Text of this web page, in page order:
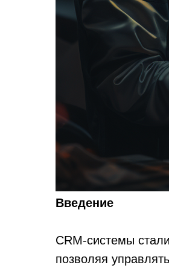
Введение
CRM-системы
позволяя